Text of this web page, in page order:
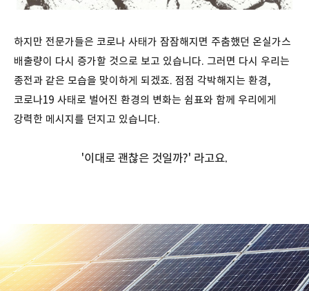
하지만 전문가들은 코로나 사태가 잠잠해지면 주춤했던 온실가스
배출량이 다시 증가할 것으로 보고 있습니다. 그러면 다시 우리는
종전과 같은 모습을 맞이하게 되겠죠. 점점 각박해지는 환경,
코로나19 사태로 벌어진 환경의 변화는 쉼표와 함께 우리에게
강력한 메시지를 던지고 있습니다.
'이대로 괜찮은 것일까?' 라고요.